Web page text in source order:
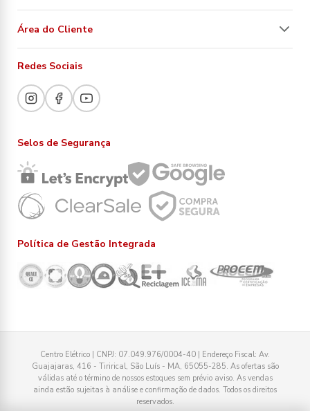
Área do Cliente
Redes Sociais
Selos de Segurança
Política de Gestão Integrada
Centro Elétrico | CNPJ: 07.049.976/0004-40 | Endereço Fiscal: Av.
Guajajaras, 416 - Tirirical, São Luís - MA, 65055-285. As ofertas são
válidas até o término de nossos estoques sem prévio aviso. As vendas
ainda estão sujeitas à análise e confirmação de dados. Todos os direitos
reservados.